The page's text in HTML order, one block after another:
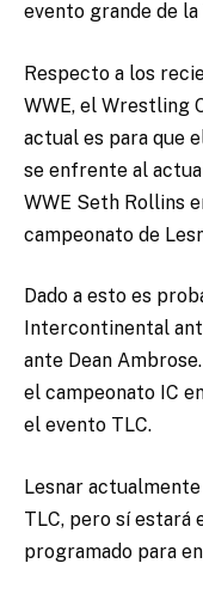
evento grande de la
Respecto a los
WWE, el Wrestling
actual es para que
se enfrente al
WWE Seth Rollins
campeonato de
Dado a esto es
Intercontinental
ante Dean
el campeonato IC
el evento TLC.
Lesnar
TLC, pero sí estará
programado para